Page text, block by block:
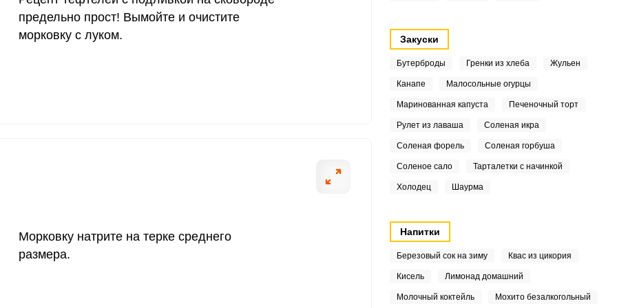
15 мг 2.6
1300 мг
предельно прост! Вымойте и очистите
морковку с луком.
Морковку натрите на терке среднего
размера.
Закуски
Бутерброды Гренки из хлеба Жульен
Канапе Малосольные огурцы
Маринованная капуста Печеночный торт
Рулет из лаваша Соленая икра
Соленая форель Соленая горбуша
Соленое сало Тарталетки с начинкой
Холодец Шаурма
Напитки
Березовый сок на зиму Квас из цикория
Кисель Лимонад домашний
Молочный коктейль Мохито безалкогольный
на сковороде предельно прост! Вымойте и очистите морковку с луком.
с
обработки